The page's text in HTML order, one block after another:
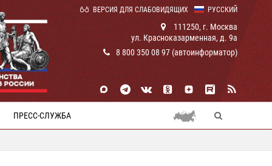
РУССКИЙ
ВЕРСИЯ ДЛЯ СЛАБОВИДЯЩИХ
111250, г. Москва
ул. Красноказарменная, д. 9а
8 800 350 08 97 (автоинформатор)
ПРЕСС-СЛУЖБА